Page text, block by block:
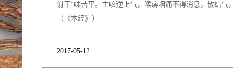
射干“味苦平。主咳逆上气，喉痹咽痛不得消息，散结
（《本经》）
2017-05-12